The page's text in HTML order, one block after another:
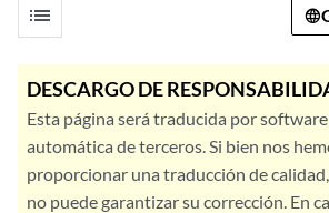
list
DESCARGO DE
Esta página será traducida por
automática de terceros. Si bien nos
proporcionar una traducción de
no puede garantizar su corrección. En